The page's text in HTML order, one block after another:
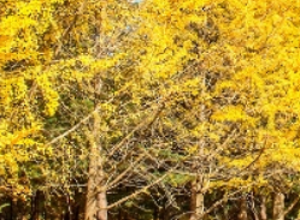
tháng 9 đến
xem là thời điểm đẹp và
với không khí rô ráo,
Cảnh sắc mùa thu tại Hàn
rỡ.
nổi bật như núi Naejangsan,